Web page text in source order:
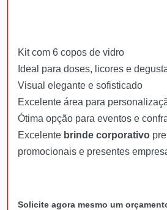
Kit com 6 copos de vidro
Ideal para doses, licores e
Visual elegante e sofisticado
Excelente área para
Ótima opção para eventos e
Excelente brinde corporativo
promocionais e presentes
Solicite agora mesmo um